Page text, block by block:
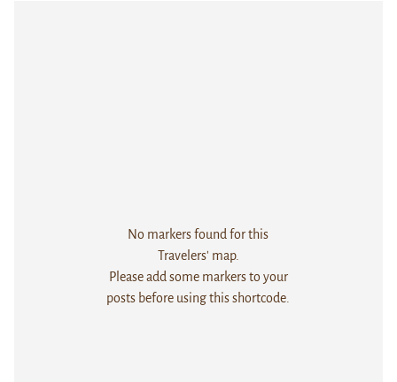
No markers found for this
Travelers' map.
Please add some markers to your
posts before using this shortcode.